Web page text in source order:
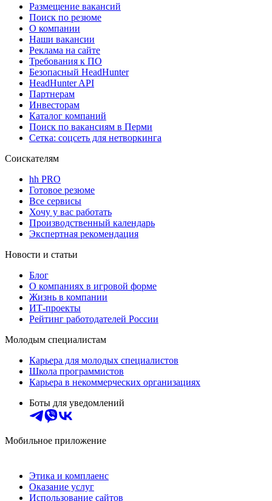
Размещение вакансий
Поиск по резюме
О компании
Наши вакансии
Реклама на сайте
Требования к ПО
Безопасный HeadHunter
HeadHunter API
Партнерам
Инвесторам
Каталог компаний
Поиск по вакансиям в Перми
Сетка: соцсеть для нетворкинга
Соискателям
hh PRO
Готовое резюме
Все сервисы
Хочу у вас работать
Производственный календарь
Экспертная рекомендация
Новости и статьи
Блог
О компаниях в игровой форме
Жизнь в компании
ИТ-проекты
Рейтинг работодателей России
Молодым специалистам
Карьера для молодых специалистов
Школа программистов
Карьера в некоммерческих организациях
Боты для уведомлений
Мобильное приложение
Этика и комплаенс
Оказание услуг
Использование сайтов